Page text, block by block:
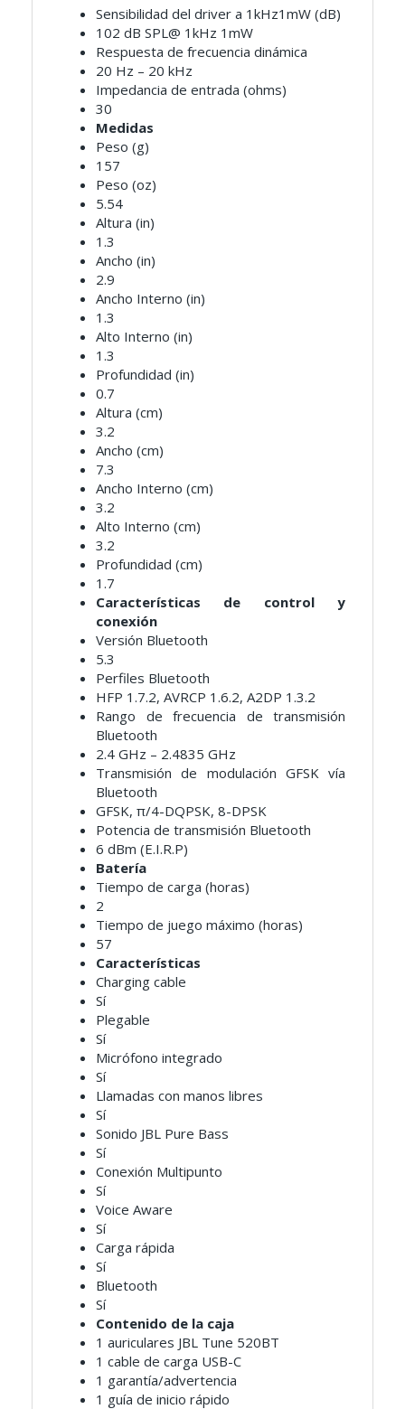
Sensibilidad del driver a 1kHz1mW (dB)
102 dB SPL@ 1kHz 1mW
Respuesta de frecuencia dinámica
20 Hz – 20 kHz
Impedancia de entrada (ohms)
30
Medidas
Peso (g)
157
Peso (oz)
5.54
Altura (in)
1.3
Ancho (in)
2.9
Ancho Interno (in)
1.3
Alto Interno (in)
1.3
Profundidad (in)
0.7
Altura (cm)
3.2
Ancho (cm)
7.3
Ancho Interno (cm)
3.2
Alto Interno (cm)
3.2
Profundidad (cm)
1.7
Características de control y
conexión
Versión Bluetooth
5.3
Perfiles Bluetooth
HFP 1.7.2, AVRCP 1.6.2, A2DP 1.3.2
Rango de frecuencia de transmisión
Bluetooth
2.4 GHz – 2.4835 GHz
Transmisión de modulación GFSK vía
Bluetooth
GFSK, π/4-DQPSK, 8-DPSK
Potencia de transmisión Bluetooth
6 dBm (E.I.R.P)
Batería
Tiempo de carga (horas)
2
Tiempo de juego máximo (horas)
57
Características
Charging cable
Sí
Plegable
Sí
Micrófono integrado
Sí
Llamadas con manos libres
Sí
Sonido JBL Pure Bass
Sí
Conexión Multipunto
Sí
Voice Aware
Sí
Carga rápida
Sí
Bluetooth
Sí
Contenido de la caja
1 auriculares JBL Tune 520BT
1 cable de carga USB-C
1 garantía/advertencia
1 guía de inicio rápido